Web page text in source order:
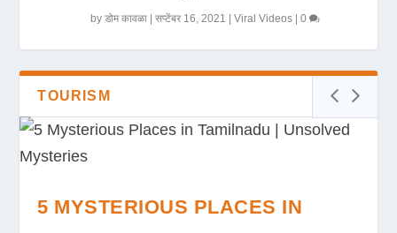
byडोम कावळा |सप्टेंबर 16, 2021 |Viral Videos |0
TOURISM
5 MYSTERIOUS PLACES IN